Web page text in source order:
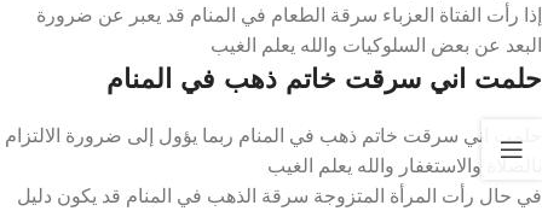
إذا رأت الفتاة العزباء سرقة الطعام في المنام قد يعبر عن ضرورة
البعد عن بعض السلوكيات والله يعلم الغيب
حلمت اني سرقت خاتم ذهب في المنام
حلمت اني سرقت خاتم ذهب في المنام ربما يؤول إلى ضرورة الالتزام
بالصلاة والاستغفار والله يعلم الغيب
في حال رأت المرأة المتزوجة سرقة الذهب في المنام قد يكون دليل